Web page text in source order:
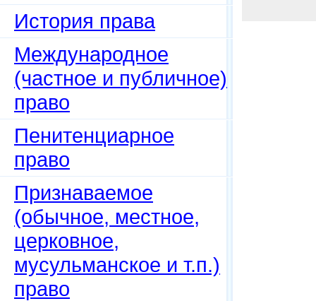
История права
Международное
(частное и публичное)
право
Пенитенциарное
право
Признаваемое
(обычное, местное,
церковное,
мусульманское и т.п.)
право